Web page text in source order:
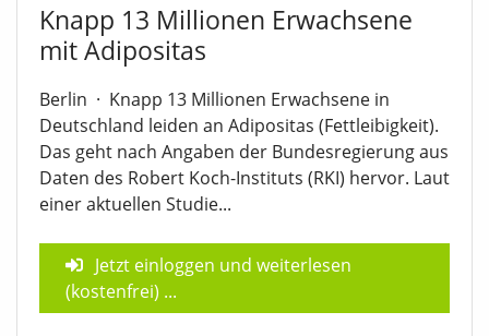
Knapp 13 Millionen Erwachsene
mit Adipositas
Berlin · Knapp 13 Millionen Erwachsene in
Deutschland leiden an Adipositas (Fettleibigkeit).
Das geht nach Angaben der Bundesregierung aus
Daten des Robert Koch-Instituts (RKI) hervor. Laut
einer aktuellen Studie...
Jetzt einloggen und weiterlesen
(kostenfrei) ...